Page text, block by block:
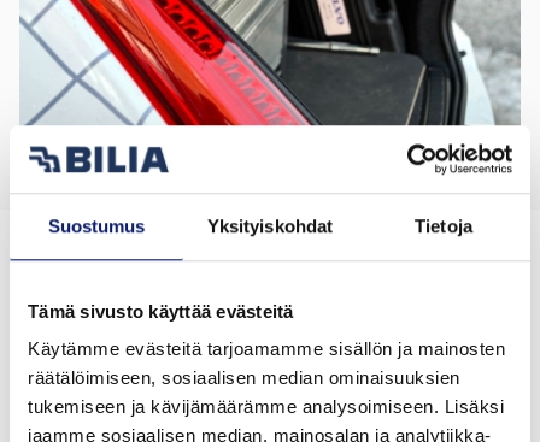
Suostumus Yksityiskohdat Tietoja
Tämä sivusto käyttää evästeitä
Käytämme evästeitä tarjoamamme sisällön ja mainosten
räätälöimiseen, sosiaalisen median ominaisuuksien
tukemiseen ja kävijämäärämme analysoimiseen. Lisäksi
jaamme sosiaalisen median, mainosalan ja analytiikka-
Palvelualueet
Klikkaa karttaa tai valitse alue valikosta.